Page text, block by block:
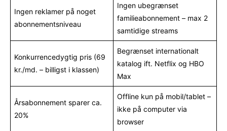
Ingen reklamer på noget
abonnementsniveau
Ingen ubegrænset
familieabonnement – max 2
samtidige streams
Konkurrencedygtig pris (69
kr./md. – billigst i klassen)
Begrænset internationalt
katalog ift. Netflix og HBO
Max
Årsabonnement sparer ca.
20%
Offline kun på mobil/tablet –
ikke på computer via
browser